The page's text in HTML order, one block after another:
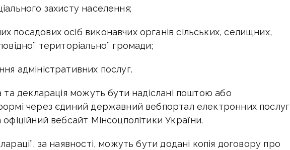
захисту населення;
посадових осіб виконавчих органів сільських, селищних,
територіальної громади;
адміністративних послуг.
та декларація можуть бути надіслані поштою або
через єдиний державний вебпортал електронних послуг
вебсайт Мінсоцполітики України.
за наявності, можуть бути додані копія договору про